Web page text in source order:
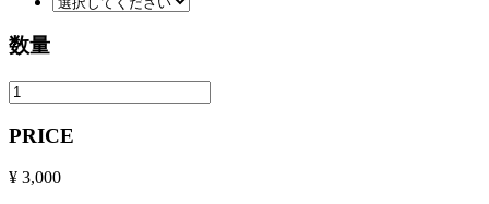
数量
PRICE
¥ 3,000